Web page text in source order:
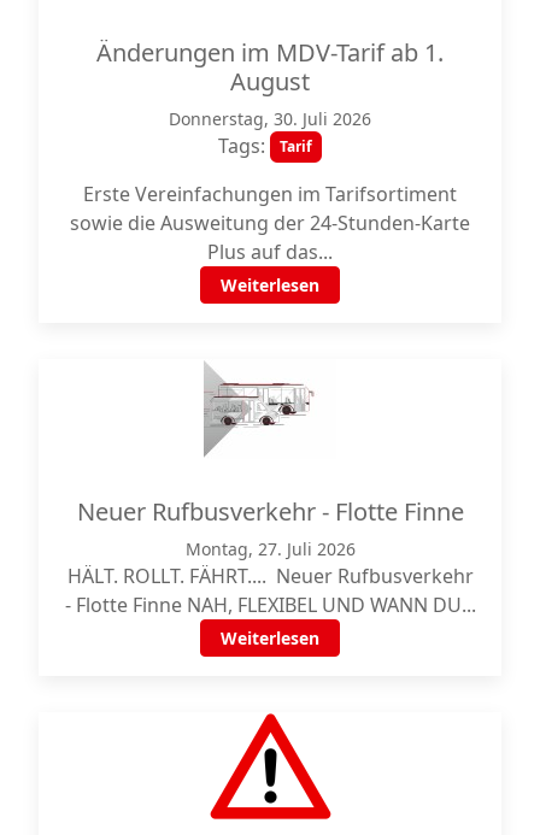
Änderungen im MDV-Tarif ab 1.
August
Donnerstag, 30. Juli 2026
Tags: Tarif
Erste Vereinfachungen im Tarifsortiment
sowie die Ausweitung der 24-Stunden-Karte
Plus auf das...
Weiterlesen
Neuer Rufbusverkehr - Flotte Finne
Montag, 27. Juli 2026
HÄLT. ROLLT. FÄHRT.... Neuer Rufbusverkehr
- Flotte Finne NAH, FLEXIBEL UND WANN DU...
Weiterlesen